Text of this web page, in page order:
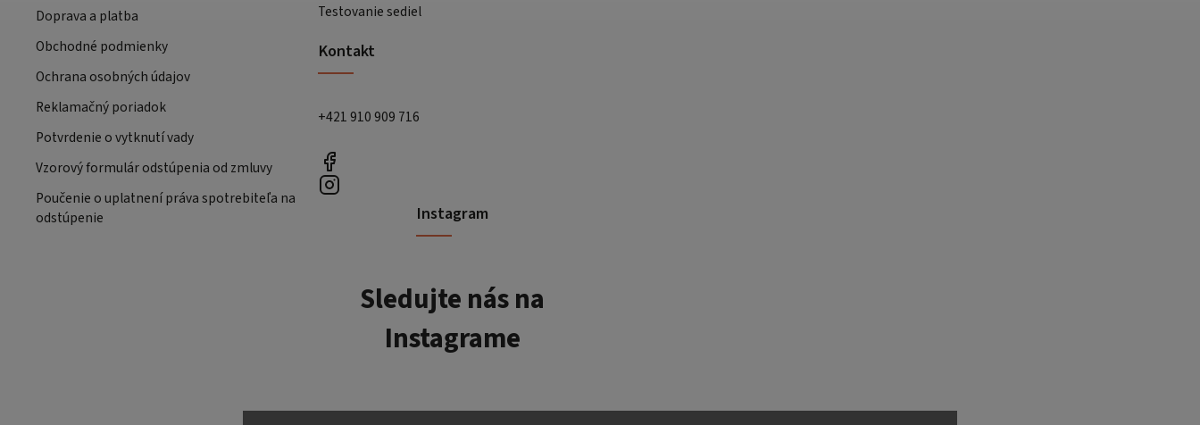
Doprava a platba
Obchodné podmienky
Ochrana osobných údajov
Reklamačný poriadok
Potvrdenie o vytknutí vady
Vzorový formulár odstúpenia od zmluvy
Poučenie o uplatnení práva spotrebiteľa na
odstúpenie
Testovanie sediel
Kontakt
+421 910 909 716
Instagram
Sledujte nás na
Instagrame